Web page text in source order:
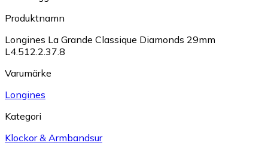
Produktnamn
Longines La Grande Classique Diamonds 29mm
L4.512.2.37.8
Varumärke
Longines
Kategori
Klockor & Armbandsur